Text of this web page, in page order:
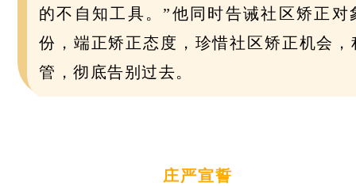
的不自知工具。”他同时告诫社区矫正对
份，端正矫正态度，珍惜社区矫正机会，
管，彻底告别过去。
庄严宣誓